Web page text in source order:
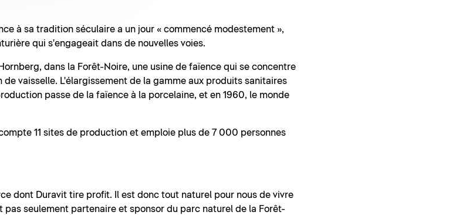
à sa tradition séculaire a un jour « commencé modestement »,
qui s'engageait dans de nouvelles voies.
dans la Forêt-Noire, une usine de faïence qui se concentre
vaisselle. L'élargissement de la gamme aux produits sanitaires
passe de la faïence à la porcelaine, et en 1960, le monde
11 sites de production et emploie plus de 7 000 personnes
dont Duravit tire profit. Il est donc tout naturel pour nous de vivre
seulement partenaire et sponsor du parc naturel de la Forêt-